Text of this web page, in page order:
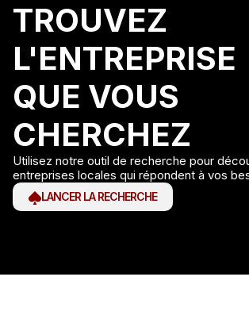
TROUVEZ
L'ENTREPRISE
QUE VOUS
CHERCHEZ
Utilisez notre outil de recherche pour
entreprises locales qui répondent à vos
LANCER LA RECHERCHE